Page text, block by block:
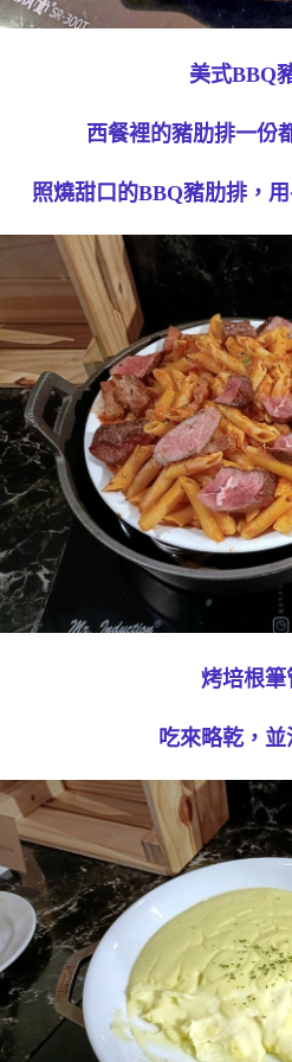
美式BBQ
西餐裡的豬肋排一份
照燒甜口的BBQ豬肋排，
烤培根筆
吃來略乾，